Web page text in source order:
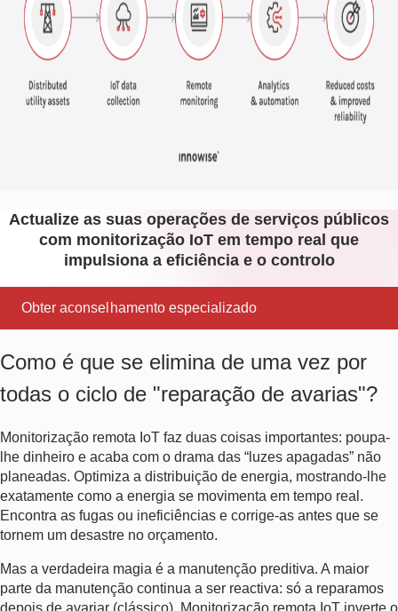
Actualize as suas operações de serviços públicos
com monitorização IoT em tempo real que
impulsiona a eficiência e o controlo
Obter aconselhamento especializado
Como é que se elimina de uma vez por
todas o ciclo de "reparação de avarias"?
Monitorização remota IoT faz duas coisas importantes: poupa-
lhe dinheiro e acaba com o drama das “luzes apagadas” não
planeadas. Optimiza a distribuição de energia, mostrando-lhe
exatamente como a energia se movimenta em tempo real.
Encontra as fugas ou ineficiências e corrige-as antes que se
tornem um desastre no orçamento.
Mas a verdadeira magia é a manutenção preditiva. A maior
parte da manutenção continua a ser reactiva: só a reparamos